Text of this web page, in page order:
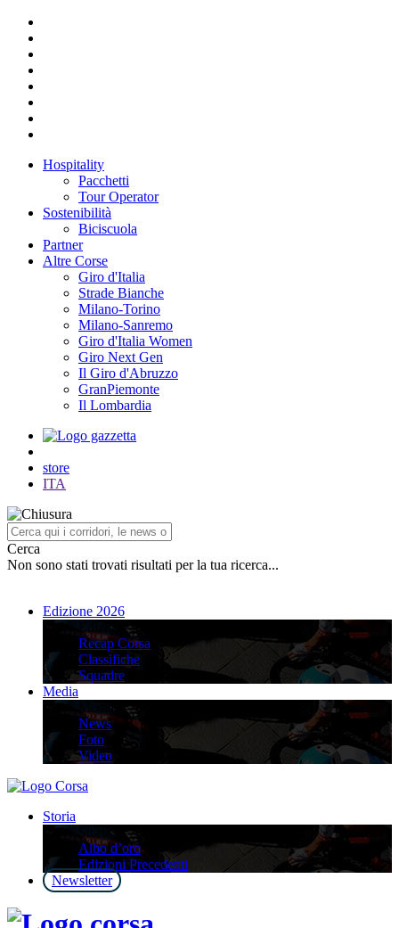
Hospitality
Pacchetti
Tour Operator
Sostenibilità
Biciscuola
Partner
Altre Corse
Giro d'Italia
Strade Bianche
Milano-Torino
Milano-Sanremo
Giro d'Italia Women
Giro Next Gen
Il Giro d'Abruzzo
GranPiemonte
Il Lombardia
store
ITA
Cerca
Non sono stati trovati risultati per la tua ricerca...
Edizione 2026
Edizione 2026
Recap Corsa
Classifiche
Squadre
Media
Media
News
Foto
Video
Storia
Storia
Albo d’oro
Edizioni Precedenti
Newsletter